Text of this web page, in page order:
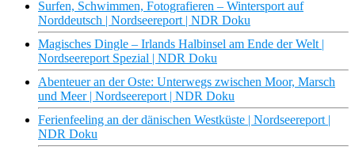
Surfen, Schwimmen, Fotografieren – Wintersport auf
Norddeutsch | Nordseereport | NDR Doku
Magisches Dingle – Irlands Halbinsel am Ende der Welt |
Nordseereport Spezial | NDR Doku
Abenteuer an der Oste: Unterwegs zwischen Moor, Marsch
und Meer | Nordseereport | NDR Doku
Ferienfeeling an der dänischen Westküste | Nordseereport |
NDR Doku